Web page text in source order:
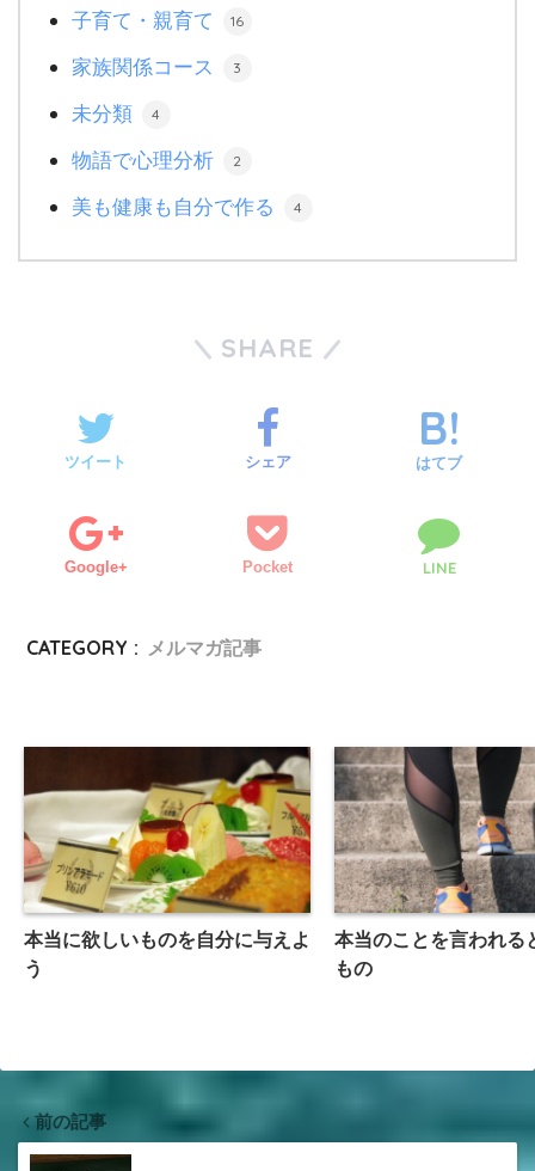
子育て・親育て 16
家族関係コース 3
未分類 4
物語で心理分析 2
美も健康も自分で作る 4
SHARE
ツイート シェア はてブ
Google+ Pocket LINE
CATEGORY : メルマガ記事
本当に欲しいものを自分に与えよ
う
本当のことを言われる
もの
前の記事